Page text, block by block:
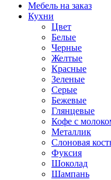
Мебель на заказ
Кухни
Цвет
Белые
Черные
Желтые
Красные
Зеленые
Серые
Бежевые
Глянцевые
Кофе с
Металлик
Слоновая
Фуксия
Шоколад
Шампань